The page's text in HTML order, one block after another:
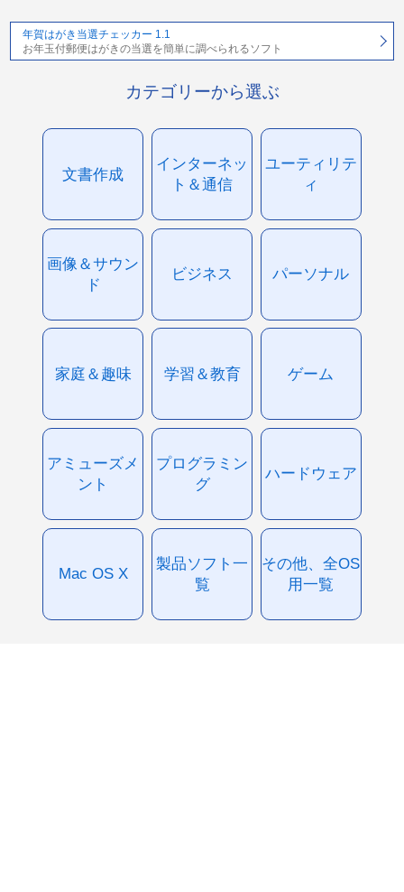
年賀はがき当選チェッカー 1.1
お年玉付郵便はがきの当選を簡単に調べられるソフト
カテゴリーから選ぶ
文書作成
インターネッ
ト＆通信
ユーティリテ
ィ
画像＆サウン
ド
ビジネス パーソナル
家庭＆趣味 学習＆教育 ゲーム
アミューズメ
ント
プログラミン
グ
ハードウェア
Mac OS X
製品ソフト一
覧
その他、全OS
用一覧